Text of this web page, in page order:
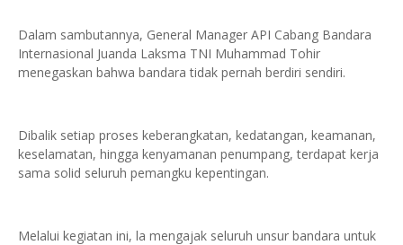
‎Dalam sambutannya, General Manager API Cabang Bandara
Internasional Juanda Laksma TNI Muhammad Tohir
menegaskan bahwa bandara tidak pernah berdiri sendiri.
Dibalik setiap proses keberangkatan, kedatangan, keamanan,
keselamatan, hingga kenyamanan penumpang, terdapat kerja
sama solid seluruh pemangku kepentingan.
Melalui kegiatan ini, la mengajak seluruh unsur bandara untuk